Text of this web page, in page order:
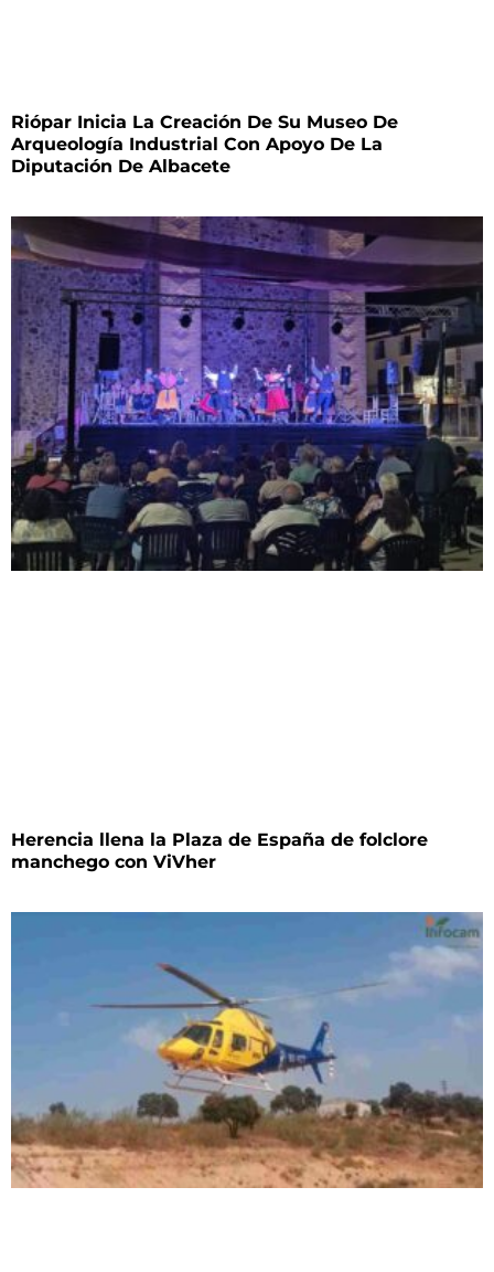
Riópar Inicia La Creación De Su Museo De
Arqueología Industrial Con Apoyo De La
Diputación De Albacete
Herencia llena la Plaza de España de folclore
manchego con ViVher